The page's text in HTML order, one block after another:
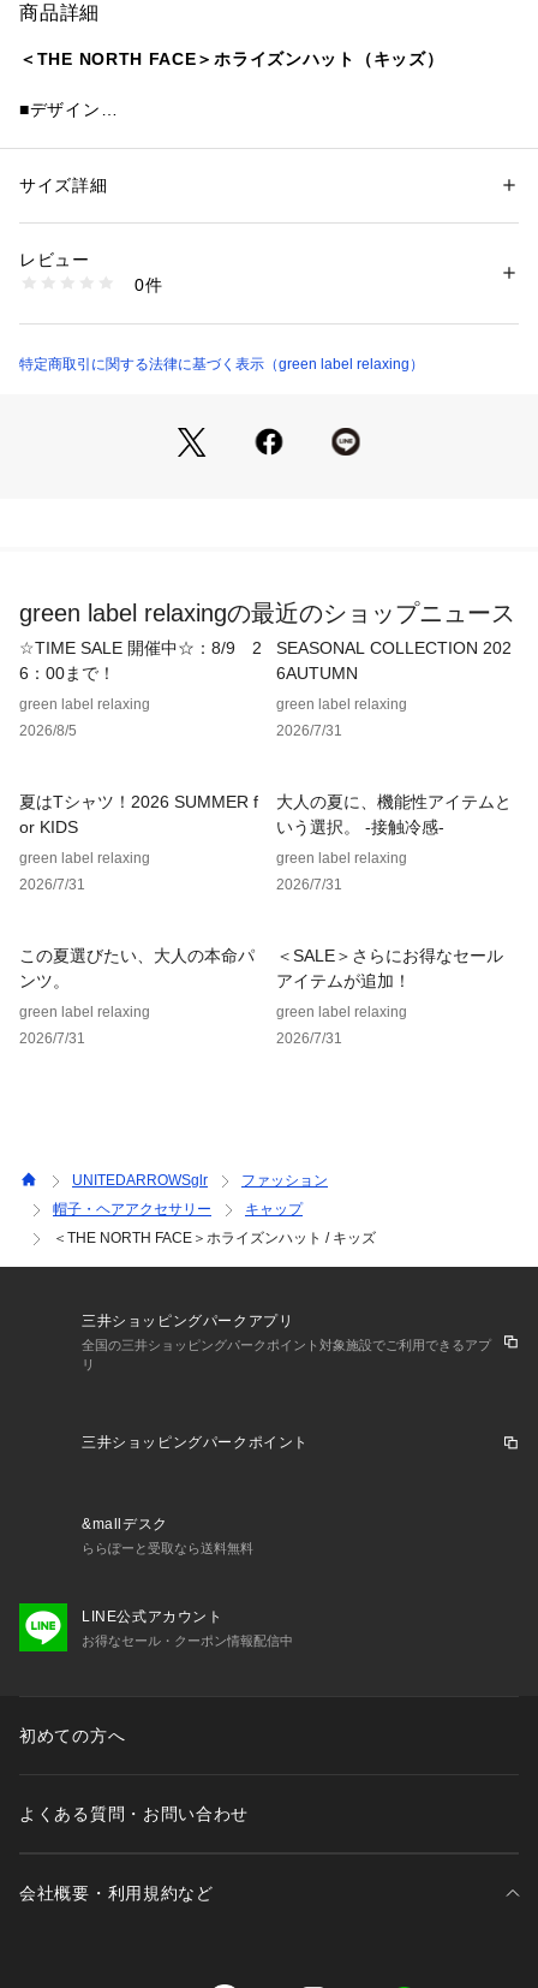
商品詳細
＜THE NORTH FACE＞ホライズンハット（キッズ）
■デザイン
後部のアジャスタードローコードでサイズ調節が可能です。
システム。
く活躍します。
============================
・TURQUOISE：リバーアイス・RI
・PURPLE：エンドレスダスク・ED
・KM（50～53cm）、KL（54～56cm）
＜THE NORTH FACE（ザ・ノース・フェイス）＞
カリフォルニア州のアウトドアブランド。
１年中太陽の日が当たることのない北壁は「世界三大北陸」と
いう言葉がある程、
険しい道をいくときにも揺るがない芯のあるものを作っていこ
う、
【注意事項】
※この商品の一部サイズスペックは、メーカーのウェブサイト
に基づいて記載しています。
意書き」、「洗濯表示」を必ずご確認ください。
り、実際の色味と異なって見える場合がございます。あらかじ
めご了承ください。
※商品の色味の目安は、商品単体の画像をご参照ください。
店舗へお問い合わせの際は、全国のgreen label relaxing各店
舗まで下記の品名/品番をお申し付けください。
性別：キッズ・ベビー
素材：織物部分；ナイロン100％ メッシュ部分；ポリエステル100％
洗濯：手洗い可
※詳しい洗濯方法については、商品の品質表示タグをご覧ください
38384000017 （ショップ）
サイズ詳細
レビュー
0件
特定商取引に関する法律に基づく表示（green label relaxing）
green label relaxingの最近のショップニュース
☆TIME SALE 開催中☆：8/9 2
6：00まで！
green label relaxing
2026/8/5
SEASONAL COLLECTION 202
6AUTUMN
green label relaxing
2026/7/31
夏はTシャツ！2026 SUMMER f
or KIDS
green label relaxing
2026/7/31
大人の夏に、機能性アイテムと
いう選択。 -接触冷感-
green label relaxing
2026/7/31
この夏選びたい、大人の本命パ
ンツ。
green label relaxing
2026/7/31
＜SALE＞さらにお得なセール
アイテムが追加！
green label relaxing
2026/7/31
UNITEDARROWSglr
ファッション
帽子・ヘアアクセサリー
キャップ
＜THE NORTH FACE＞ホライズンハット / キッズ
三井ショッピングパークアプリ
全国の三井ショッピングパークポイント対象施設でご利用できるアプ
リ
三井ショッピングパークポイント
&mallデスク
ららぽーと受取なら送料無料
LINE公式アカウント
お得なセール・クーポン情報配信中
初めての方へ
よくある質問・お問い合わせ
会社概要・利用規約など